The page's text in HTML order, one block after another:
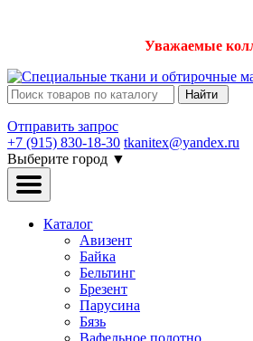
Уважаемые
Найти
Отправить запрос
+7 (915) 830-18-30 tkanitex@yandex.ru
Выберите город ▼
Каталог
Авизент
Байка
Бельтинг
Брезент
Парусина
Бязь
Вафельное полотно